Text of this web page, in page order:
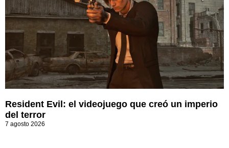
Resident Evil: el videojuego que creó un imperio
del terror
7 agosto 2026